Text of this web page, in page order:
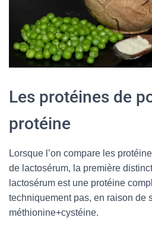
Les protéines de
protéine
Lorsque l’on compare les
de lactosérum, la première
lactosérum est une protéine
techniquement pas, en raison de
méthionine+cystéine.